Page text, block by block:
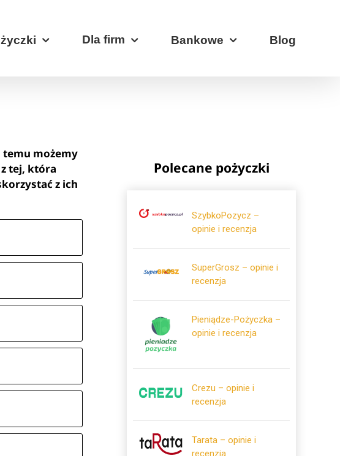
Dla firm Bankowe Blog
temu możemy
tej, która
z ich
Polecane pożyczki
SzybkoPozycz –
opinie i recenzja
SuperGrosz – opinie i
recenzja
Pieniądze-Pożyczka –
opinie i recenzja
Crezu – opinie i
recenzja
Tarata – opinie i
recenzja